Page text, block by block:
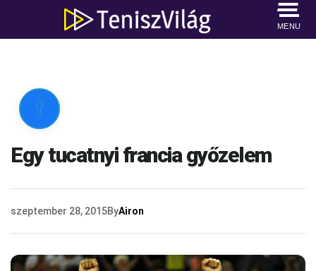
MENU

Egy tucatnyi francia győzelem
szeptember 28, 2015ByAiron